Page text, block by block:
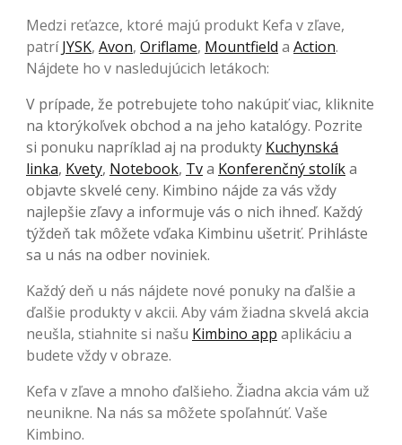
Medzi reťazce, ktoré majú produkt Kefa v zľave,
patríJYSK, Avon, Oriflame, Mountfield a Action.
Nájdete ho v nasledujúcich letákoch:
V prípade, že potrebujete toho nakúpiť viac, kliknite
na ktorýkoľvek obchod a na jeho katalógy. Pozrite
si ponuku napríklad aj na produkty Kuchynská
linka, Kvety, Notebook, Tva Konferenčný stolíka
objavte skvelé ceny. Kimbino nájde za vás vždy
najlepšie zľavy a informuje vás o nich ihneď. Každý
týždeň tak môžete vďaka Kimbinu ušetriť. Prihláste
sa u nás na odber noviniek.
Každý deň u nás nájdete nové ponuky na ďalšie a
ďalšie produkty v akcii. Aby vám žiadna skvelá akcia
neušla, stiahnite si našu Kimbino app aplikáciu a
budete vždy v obraze.
Kefa v zľave a mnoho ďalšieho. Žiadna akcia vám už
neunikne. Na nás sa môžete spoľahnúť. Vaše
Kimbino.